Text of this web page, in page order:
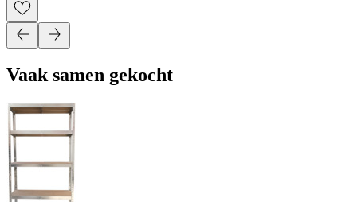
Vaak samen gekocht